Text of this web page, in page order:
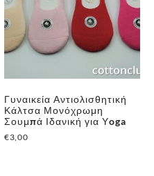
Γυναικεία Αντιολισθητική
Κάλτσα Μονόχρωμη
Σουμπά Ιδανική για Υoga
€3,00